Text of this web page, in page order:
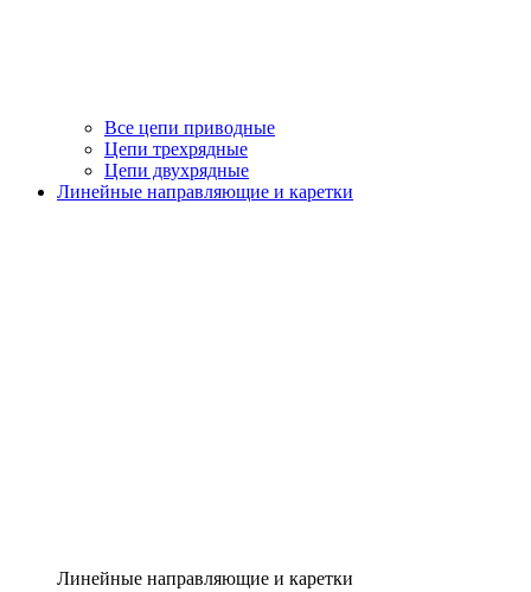
Все цепи приводные
Цепи трехрядные
Цепи двухрядные
Линейные направляющие и каретки
Линейные направляющие и каретки